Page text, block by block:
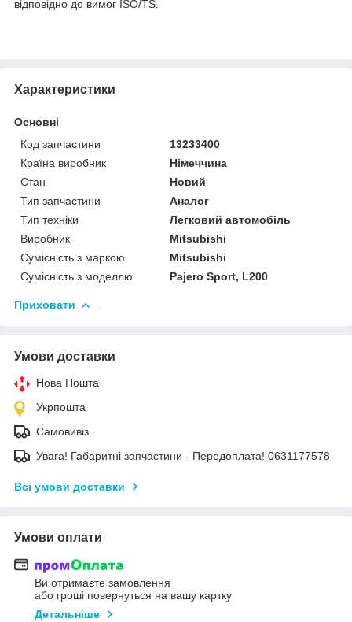
відповідно до вимог ISO/TS.
Характеристики
Основні
Код запчастини
13233400
Країна виробник
Німеччина
Стан
Новий
Тип запчастини
Аналог
Тип техніки
Легковий автомобіль
Виробник
Mitsubishi
Сумісність з маркою
Mitsubishi
Сумісність з моделлю
Pajero Sport, L200
Приховати
Умови доставки
Нова Пошта
Укрпошта
Самовивіз
Увага! Габаритні запчастини - Передоплата! 0631177578
Всі умови доставки
Умови оплати
Ви отримаєте замовлення
або гроші повернуться на вашу картку
Детальніше